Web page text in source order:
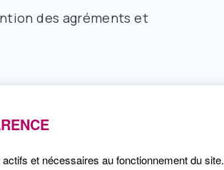
des agréments et
et nécessaires au fonctionnement du site.